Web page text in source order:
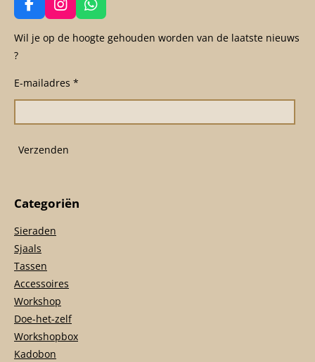
F
a
c
o
o
I
n
s
g
r
m
W
h
a
p
Wil je op de hoogte gehouden worden van de laatste nieuws
?
E-mailadres *
Verzenden
Categoriën
Sieraden
Sjaals
Tassen
Accessoires
Workshop
Doe-het-zelf
Workshopbox
Kadobon